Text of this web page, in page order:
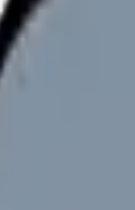
の最新条件は公
い」という方に検討さ